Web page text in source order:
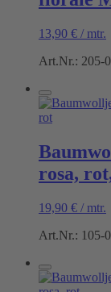
13,90 € / mtr.
Art.Nr.: 205-
rosa,
19,90 € / mtr.
Art.Nr.: 105-